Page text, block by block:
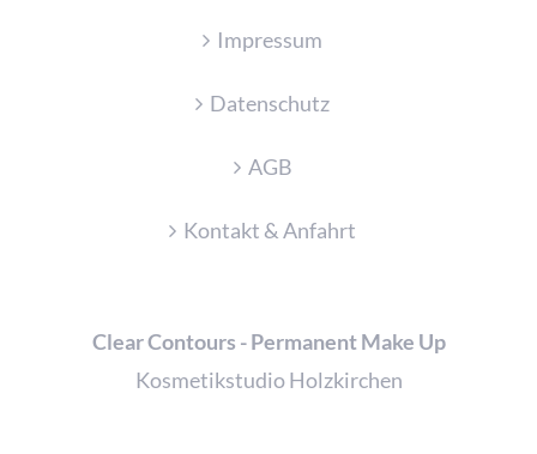
Impressum
Datenschutz
AGB
Kontakt & Anfahrt
Clear Contours - Permanent Make Up
Kosmetikstudio Holzkirchen